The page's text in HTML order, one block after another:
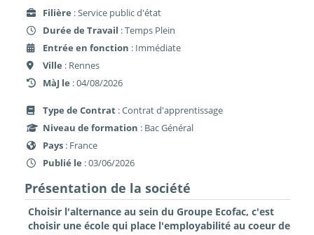
Filière : Service public d'état
Durée de Travail : Temps Plein
Entrée en fonction : Immédiate
Ville : Rennes
MàJ le : 04/08/2026
Type de Contrat : Contrat d'apprentissage
Niveau de formation : Bac Général
Pays : France
Publié le : 03/06/2026
Présentation de la société
Choisir l'alternance au sein du Groupe Ecofac, c'est
choisir une école qui place l'employabilité au coeur de